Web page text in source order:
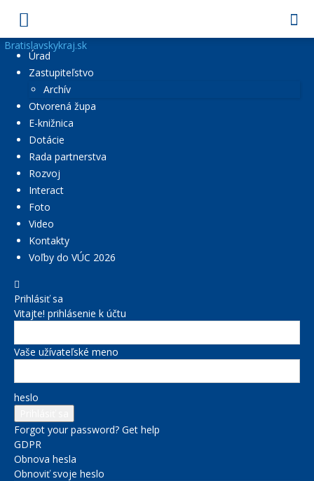
Bratislavskykraj.sk
Úrad
Zastupiteľstvo
Archív
Otvorená župa
E-knižnica
Dotácie
Rada partnerstva
Rozvoj
Interact
Foto
Video
Kontakty
Voľby do VÚC 2026
Prihlásiť sa
Vitajte! prihlásenie k účtu
Vaše užívateľské meno
heslo
Forgot your password? Get help
GDPR
Obnova hesla
Obnoviť svoje heslo